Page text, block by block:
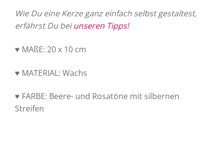
Wie Du eine Kerze ganz einfach selbst gestaltest,
erfährst Du beiunseren Tipps!
♥ MAßE: 20 x 10 cm
♥ MATERIAL: Wachs
♥ FARBE: Beere- und Rosatöne mit silbernen
Streifen